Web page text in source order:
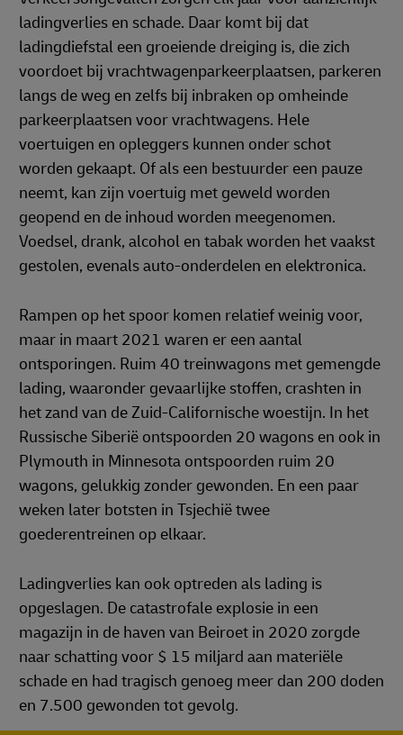
ladingverlies en schade. Daar komt bij dat
ladingdiefstal een groeiende dreiging is, die zich
voordoet bij vrachtwagenparkeerplaatsen, parkeren
langs de weg en zelfs bij inbraken op omheinde
parkeerplaatsen voor vrachtwagens. Hele
voertuigen en opleggers kunnen onder schot
worden gekaapt. Of als een bestuurder een pauze
neemt, kan zijn voertuig met geweld worden
geopend en de inhoud worden meegenomen.
Voedsel, drank, alcohol en tabak worden het vaakst
gestolen, evenals auto-onderdelen en elektronica.
Rampen op het spoor komen relatief weinig voor,
maar in maart 2021 waren er een aantal
ontsporingen. Ruim 40 treinwagons met gemengde
lading, waaronder gevaarlijke stoffen, crashten in
het zand van de Zuid-Californische woestijn. In het
Russische Siberië ontspoorden 20 wagons en ook in
Plymouth in Minnesota ontspoorden ruim 20
wagons, gelukkig zonder gewonden. En een paar
weken later botsten in Tsjechië twee
goederentreinen op elkaar.
Ladingverlies kan ook optreden als lading is
opgeslagen. De catastrofale explosie in een
magazijn in de haven van Beiroet in 2020 zorgde
naar schatting voor $ 15 miljard aan materiële
schade en had tragisch genoeg meer dan 200 doden
en 7.500 gewonden tot gevolg.